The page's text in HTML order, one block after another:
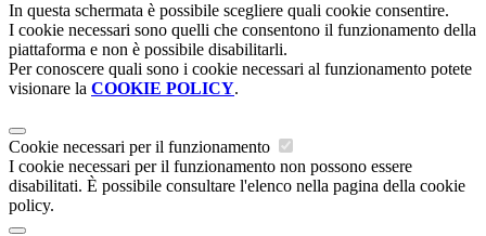
In questa schermata è possibile scegliere quali cookie consentire.
I cookie necessari sono quelli che consentono il funzionamento della
piattaforma e non è possibile disabilitarli.
Per conoscere quali sono i cookie necessari al funzionamento potete
visionare la COOKIE POLICY.
Cookie necessari per il funzionamento
I cookie necessari per il funzionamento non possono essere
disabilitati. È possibile consultare l'elenco nella pagina della cookie
policy.